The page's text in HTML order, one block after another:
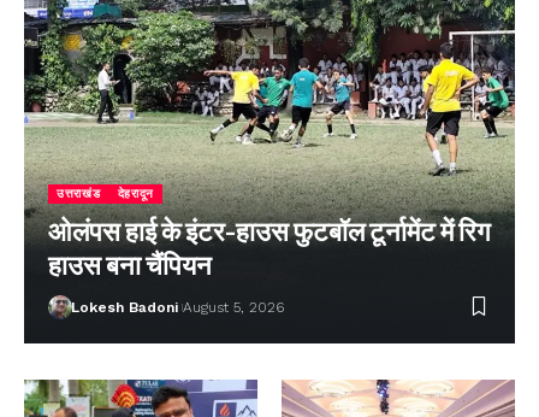
उत्तराखंड देहरादून
ओलंपस हाई के इंटर-हाउस फुटबॉल टूर्नामेंट में रिग
हाउस बना चैंपियन
Lokesh Badoni August 5, 2026